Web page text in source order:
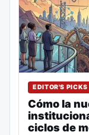
EDITOR'S PICKS
Cómo la
ciclos de